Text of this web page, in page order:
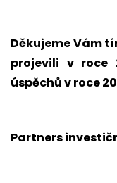
Děkujeme Vám
projevili v roce
úspěchů v roce
Partners